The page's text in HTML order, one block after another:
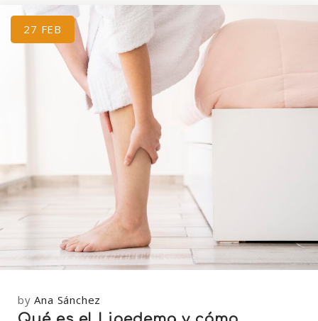
27 FEB
byAna Sánchez